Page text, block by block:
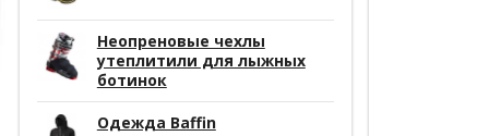
Неопреновые чехлы
утеплитили для лыжных
ботинок
Одежда Baffin